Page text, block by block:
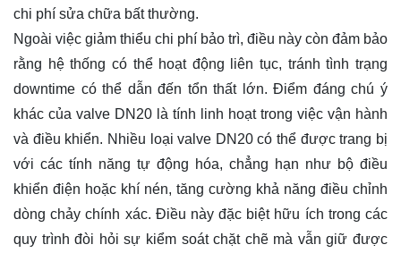
chi phí sửa chữa bất thường.
Ngoài việc giảm thiểu chi phí bảo trì, điều này còn đảm bảo
rằng hệ thống có thể hoạt động liên tục, tránh tình trạng
downtime có thể dẫn đến tổn thất lớn. Điểm đáng chú ý
khác của valve DN20 là tính linh hoạt trong việc vận hành
và điều khiển. Nhiều loại valve DN20 có thể được trang bị
với các tính năng tự động hóa, chẳng hạn như bộ điều
khiển điện hoặc khí nén, tăng cường khả năng điều chỉnh
dòng chảy chính xác. Điều này đặc biệt hữu ích trong các
quy trình đòi hỏi sự kiểm soát chặt chẽ mà vẫn giữ được